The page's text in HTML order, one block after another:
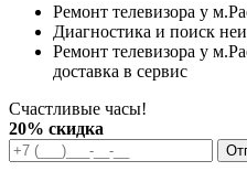
Ремонт телевизора у
Диагностика и поиск
Ремонт телевизора у
доставка в сервис
Счастливые часы!
20% скидка